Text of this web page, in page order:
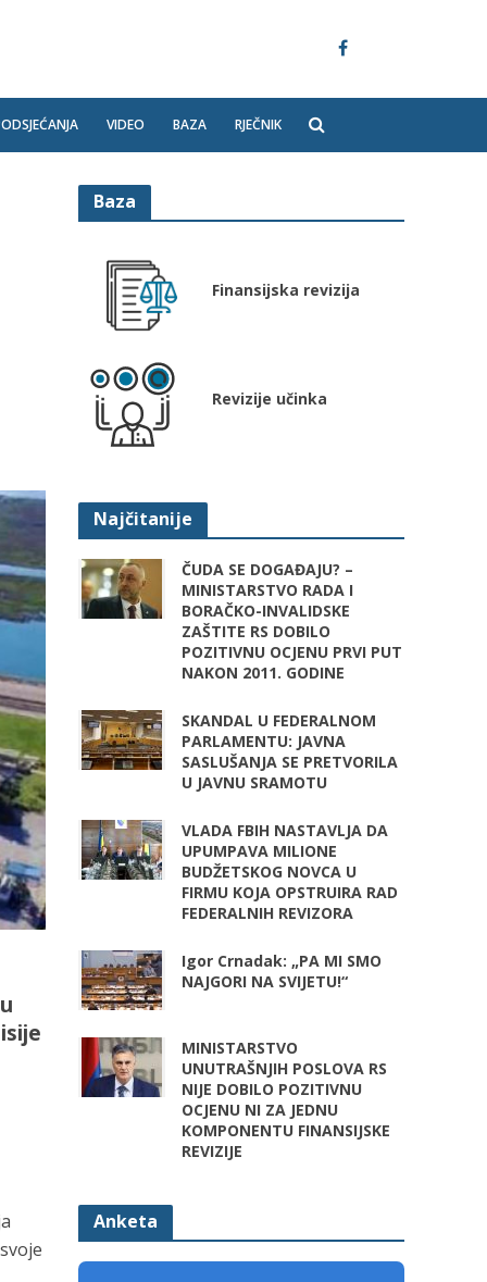
VIDEO BAZA RJEČNIK
Baza
Finansijska revizija
Revizije učinka
Najčitanije
ČUDA SE DOGAĐAJU? –
MINISTARSTVO RADA I
BORAČKO-INVALIDSKE
ZAŠTITE RS DOBILO
POZITIVNU OCJENU PRVI PUT
NAKON 2011. GODINE
SKANDAL U FEDERALNOM
PARLAMENTU: JAVNA
SASLUŠANJA SE PRETVORILA
U JAVNU SRAMOTU
VLADA FBIH NASTAVLJA DA
UPUMPAVA MILIONE
BUDŽETSKOG NOVCA U
FIRMU KOJA OPSTRUIRA RAD
FEDERALNIH REVIZORA
Igor Crnadak: „PA MI SMO
NAJGORI NA SVIJETU!“
MINISTARSTVO
UNUTRAŠNJIH POSLOVA RS
NIJE DOBILO POZITIVNU
OCJENU NI ZA JEDNU
KOMPONENTU FINANSIJSKE
REVIZIJE
Anketa